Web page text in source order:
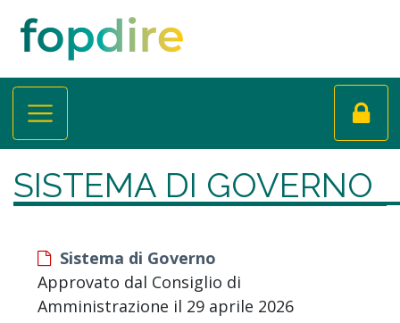
SISTEMA DI GOVERNO
Sistema di Governo
Approvato dal Consiglio di
Amministrazione il 29 aprile 2026